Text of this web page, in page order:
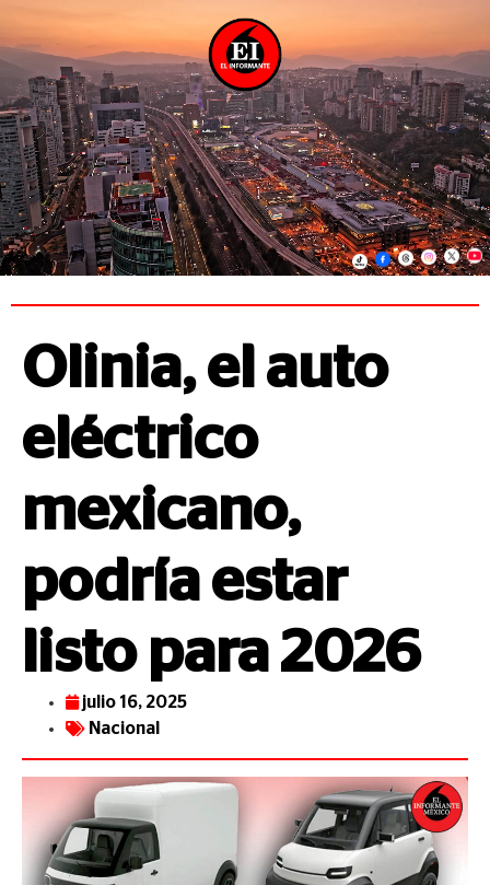
Olinia, el auto
eléctrico
mexicano,
podría estar
listo para 2026
julio 16, 2025
Nacional